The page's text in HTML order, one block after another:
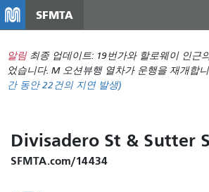
텐
츠
뛰
SFMTA
알림 최종 업데이트: 19번가와 할로웨이 인근
었습니다. M 오션뷰행 열차가 운행을 재개합
간 동안22건의 지연 발생)
Divisadero St & Sutter
SFMTA.com/14434